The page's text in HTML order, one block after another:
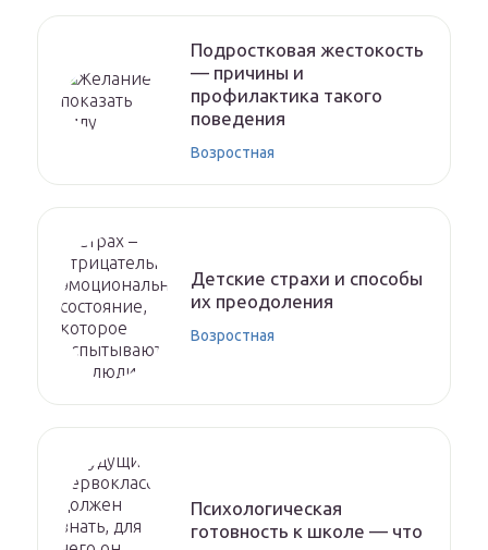
Подростковая жестокость
— причины и
профилактика такого
поведения
Возростная
Детские страхи и способы
их преодоления
Возростная
Психологическая
готовность к школе — что